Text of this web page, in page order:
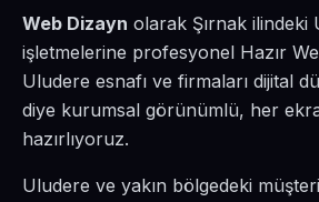
Web Dizayn olarak Şırnak ilindeki
işletmelerine profesyonel Hazır
Uludere esnafı ve firmaları dijital
diye kurumsal görünümlü, her
hazırlıyoruz.
Uludere ve yakın bölgedeki